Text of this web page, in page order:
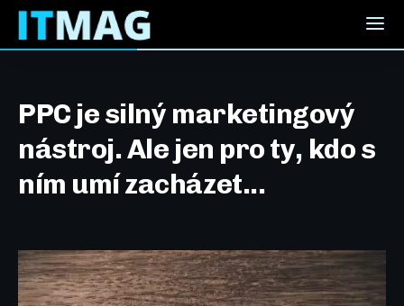
PPC je silný marketingový
nástroj. Ale jen pro ty, kdo s
ním umí zacházet...